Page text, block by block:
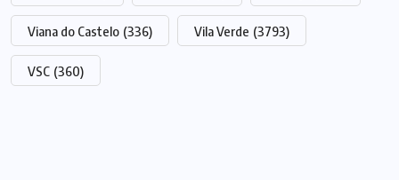
Viana do Castelo (336) Vila Verde (3793)
VSC (360)